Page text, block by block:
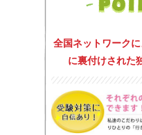
全国ネットワーク
に裏付けされた